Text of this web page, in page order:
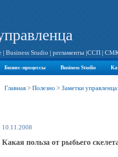
| Business Studio | регламенты |ССП |
Бизнес-процессы Business Studio
Главная > Полезно > Заметки
10.11.2008
Какая польза от рыбьего